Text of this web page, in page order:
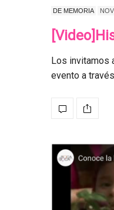
DE MEMORIA
Los invitamos
evento a